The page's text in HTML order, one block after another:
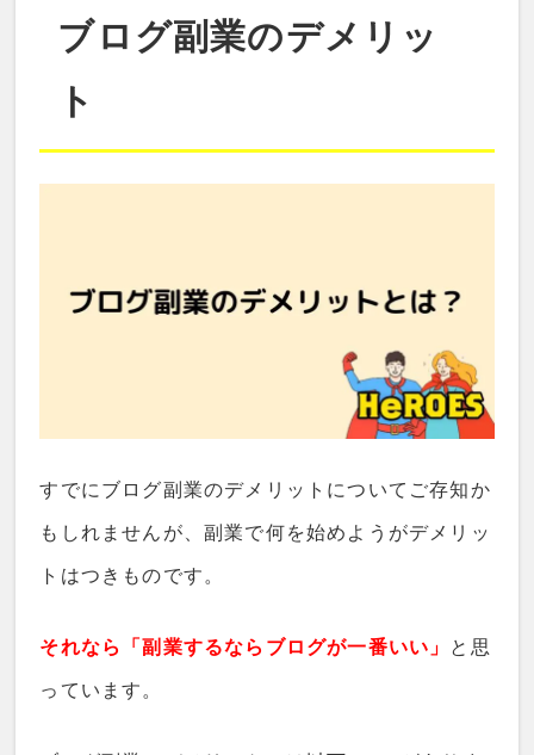
ブログ副業のデメリッ
ト
すでにブログ副業のデメリットについてご存知か
もしれませんが、副業で何を始めようがデメリッ
トはつきものです。
それなら「副業するならブログが一番いい」 と思
っています。